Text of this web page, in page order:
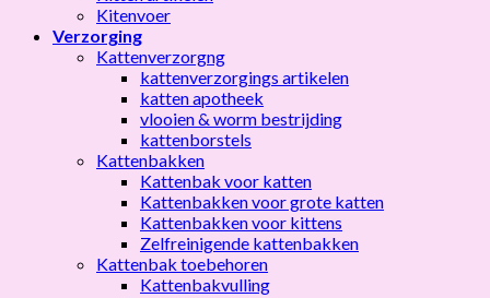
Kitenvoer
Verzorging
Kattenverzorgng
kattenverzorgings artikelen
katten apotheek
vlooien & worm bestrijding
kattenborstels
Kattenbakken
Kattenbak voor katten
Kattenbakken voor grote katten
Kattenbakken voor kittens
Zelfreinigende kattenbakken
Kattenbak toebehoren
Kattenbakvulling